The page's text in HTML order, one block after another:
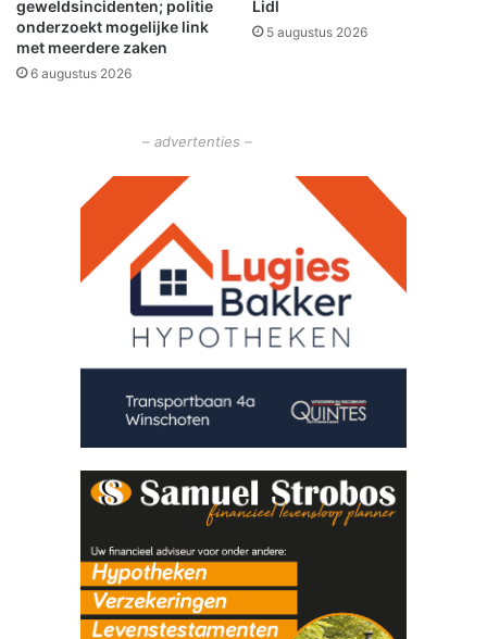
r
t
i
j
geweldsincidenten; politie
onderzoekt mogelijke link
met meerdere zaken
6 augustus 2026
Lidl
5 augustus 2026
– advertenties –